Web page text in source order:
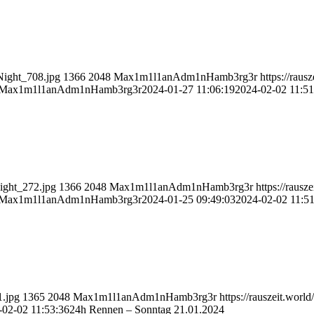
1366 2048 Max1m1l1anAdm1nHamb3rg3r https://
2024-01-27 11:06:192024-02-02
1366 2048 Max1m1l1anAdm1nHamb3rg3r https://
2024-01-25 09:49:032024-02-02
1365 2048 Max1m1l1anAdm1nHamb3rg3r https://
02 11:53:3624h Rennen – Sonntag 21.01.2024